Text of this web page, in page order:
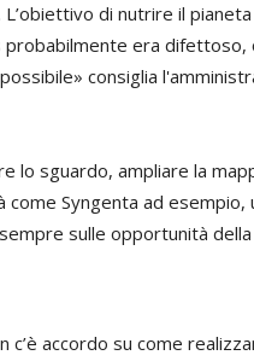
di nutrire il
era difettoso,
consiglia
lo sguardo, ampliare la
Syngenta ad
sulle opportunità
c’è accordo su come